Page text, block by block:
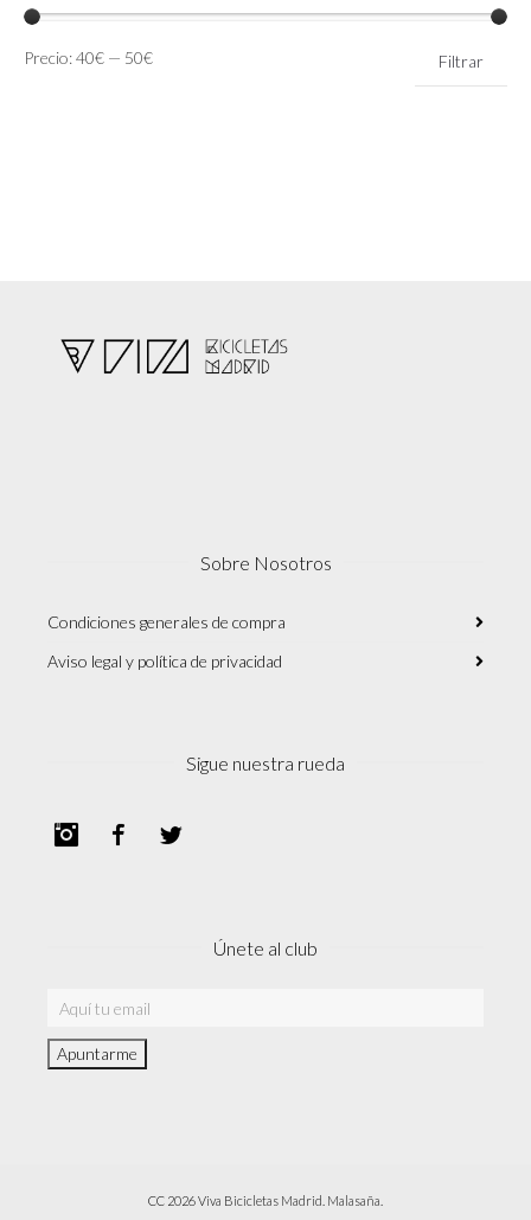
Precio
Precio
Filtrar
Precio:40€ — 50€
Sobre Nosotros
Condiciones generales de compra
Aviso legal y política de privacidad
Sigue nuestra rueda
InstagramFacebook
Únete al club
CC 2026 Viva Bicicletas Madrid. Malasaña.